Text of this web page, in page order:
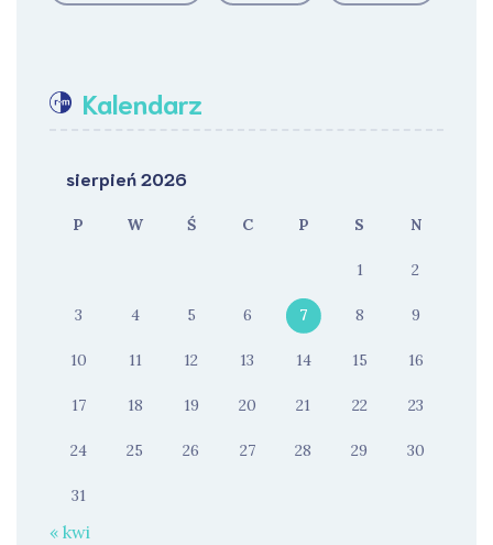
Kalendarz
sierpień 2026
P W Ś C P S N
1 2
3 4 5 6 7 8 9
10 11 12 13 14 15 16
17 18 19 20 21 22 23
24 25 26 27 28 29 30
31
« kwi